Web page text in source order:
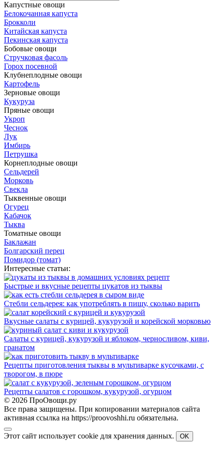
Капустные овощи
Белокочанная капуста
Брокколи
Китайская капуста
Пекинская капуста
Бобовые овощи
Стручковая фасоль
Горох посевной
Клубнеплодные овощи
Картофель
Зерновые овощи
Кукуруза
Пряные овощи
Укроп
Чеснок
Лук
Имбирь
Петрушка
Корнеплодные овощи
Сельдерей
Морковь
Свекла
Тыквенные овощи
Огурец
Кабачок
Тыква
Томатные овощи
Баклажан
Болгарский перец
Помидор (томат)
Интересные статьи:
Быстрые и вкусные рецепты цукатов из тыквы
Стебли сельдерея: как употреблять в пищу, сколько варить
Вкусные салаты с курицей, кукурузой и корейской морковью
Салаты с курицей, кукурузой и яблоком, черносливом, киви,
гранатом
Рецепты приготовления тыквы в мультиварке кусочками, с
творогом, в пюре
Рецепты салатов с горошком, кукурузой, огурцом
© 2026 ПроОвощи.ру
Все права защищены. При копировании материалов сайта
активная ссылка на https://proovoshhi.ru обязательна.
Этот сайт использует cookie для хранения данных. OK